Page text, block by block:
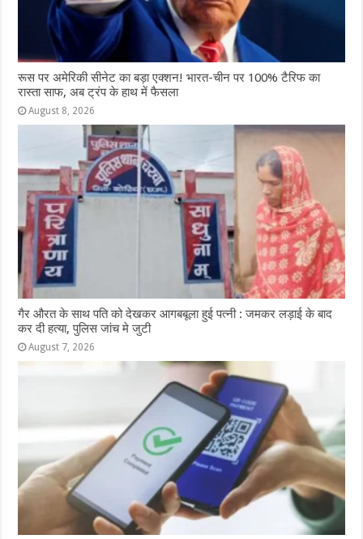
रूस पर अमेरिकी सीनेट का बड़ा एक्शन! भारत-चीन पर 100% टैरिफ का
रास्ता साफ, अब ट्रंप के हाथ में फैसला
August 8, 2026
गैर औरत के साथ पति को देखकर आगबबूला हुई पत्नी : जमकर लड़ाई के बाद
कर दी हत्या, पुलिस जांच मे जुटी
August 7, 2026